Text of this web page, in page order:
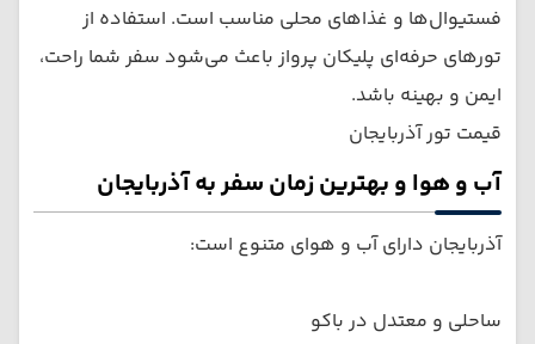
فستیوال‌ها و غذاهای محلی مناسب است. استفاده از
تورهای حرفه‌ای پلیکان پرواز باعث می‌شود سفر شما راحت،
ایمن و بهینه باشد.
قیمت تور آذربایجان
آب و هوا و بهترین زمان سفر به آذربایجان
آذربایجان دارای آب و هوای متنوع است:
ساحلی و معتدل در باکو